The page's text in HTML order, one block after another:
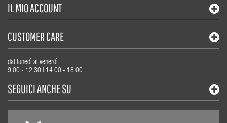
IL MIO ACCOUNT
CUSTOMER CARE
dal lunedì al venerdì
9.00 - 12.30 | 14.00 - 18.00
SEGUICI ANCHE SU